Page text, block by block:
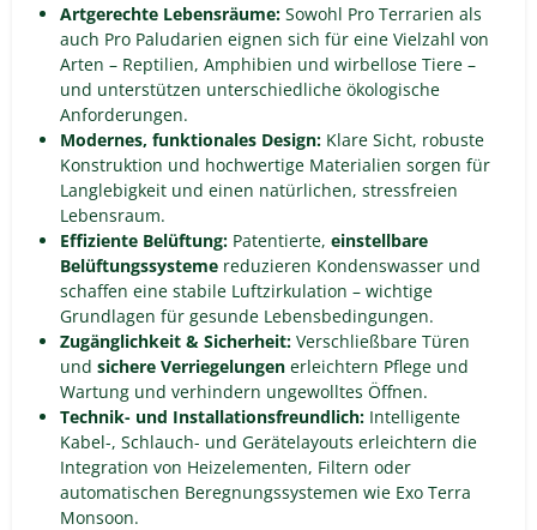
Artgerechte Lebensräume: Sowohl Pro Terrarien als
auch Pro Paludarien eignen sich für eine Vielzahl von
Arten – Reptilien, Amphibien und wirbellose Tiere –
und unterstützen unterschiedliche ökologische
Anforderungen.
Modernes, funktionales Design: Klare Sicht, robuste
Konstruktion und hochwertige Materialien sorgen für
Langlebigkeit und einen natürlichen, stressfreien
Lebensraum.
Effiziente Belüftung: Patentierte, einstellbare
Belüftungssysteme reduzieren Kondenswasser und
schaffen eine stabile Luftzirkulation – wichtige
Grundlagen für gesunde Lebensbedingungen.
Zugänglichkeit & Sicherheit: Verschließbare Türen
und sichere Verriegelungen erleichtern Pflege und
Wartung und verhindern ungewolltes Öffnen.
Technik- und Installationsfreundlich: Intelligente
Kabel-, Schlauch- und Gerätelayouts erleichtern die
Integration von Heizelementen, Filtern oder
automatischen Beregnungssystemen wie Exo Terra
Monsoon.